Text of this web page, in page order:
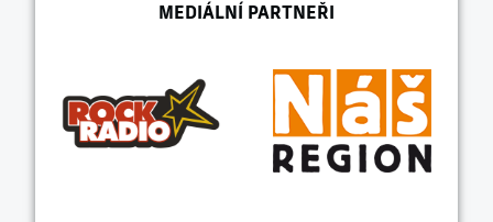
MEDIÁLNÍ PARTNEŘI